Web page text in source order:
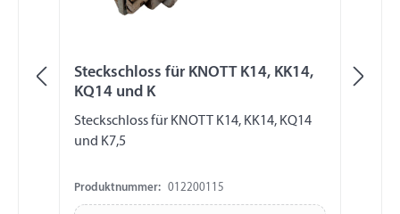
Steckschloss für KNOTT K14, KK14,
KQ14 und K
Steckschloss für KNOTT K14, KK14, KQ14
und K7,5
Produktnummer: 012200115